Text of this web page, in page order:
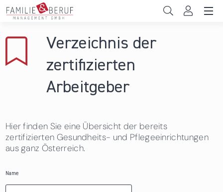
Direkt zum Inhalt
Gemeinden
Das sind wir
News & Events
Verzeichnis der
zertifizierten
Arbeitgeber
Hier finden Sie eine Übersicht der bereits
zertifizierten Gesundheits- und Pflegeeinrichtungen
aus ganz Österreich.
Name